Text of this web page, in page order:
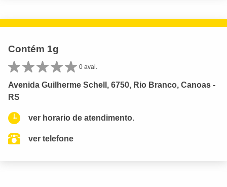
Contém 1g
0 aval.
Avenida Guilherme Schell, 6750, Rio Branco, Canoas -
RS
ver horario de atendimento.
ver telefone